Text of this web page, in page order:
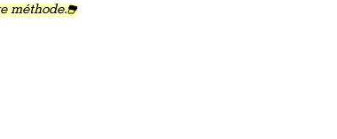
méthode.